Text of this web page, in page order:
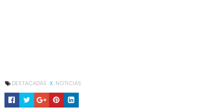
DESTACADAS X NOTICIAS